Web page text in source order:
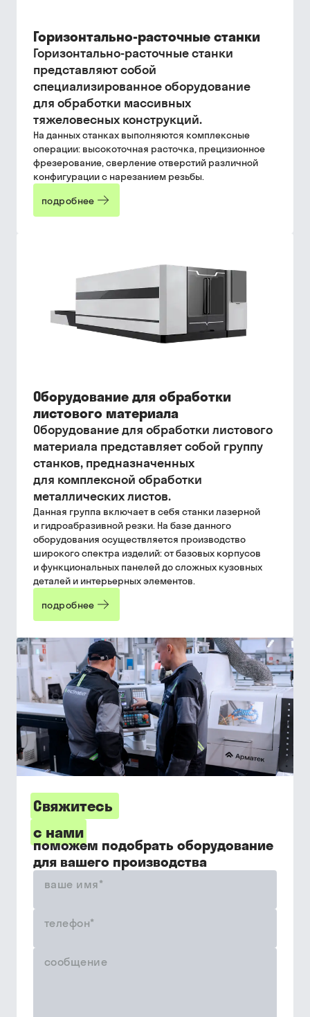
Горизонтально-расточные станки
Горизонтально-расточные станки
представляют собой
специализированное оборудование
для обработки массивных
тяжеловесных конструкций.
На данных станках выполняются комплексные
операции: высокоточная расточка, прецизионное
фрезерование, сверление отверстий различной
конфигурации с нарезанием резьбы.
подробнее
Оборудование для обработки
листового материала
Оборудование для обработки листового
материала представляет собой группу
станков, предназначенных
для комплексной обработки
металлических листов.
Данная группа включает в себя станки лазерной
и гидроабразивной резки. На базе данного
оборудования осуществляется производство
широкого спектра изделий: от базовых корпусов
и функциональных панелей до сложных кузовных
деталей и интерьерных элементов.
подробнее
Свяжитесь
с нами
поможем подобрать оборудование
для вашего производства
ваше имя*
телефон*
сообщение